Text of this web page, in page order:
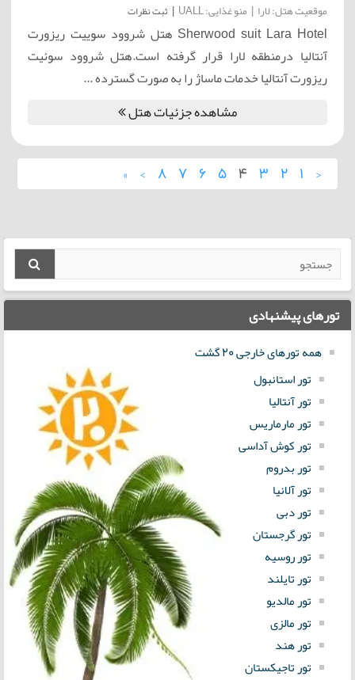
موقعیت هتل: لارا | منو غذایی: UALL | ثبت نظرات
Sherwood suit Lara Hotel هتل شروود سوییت ریزورت
آنتالیا درمنطقه لارا قرار گرفته است.هتل شروود سوئیت
ریزورت آنتالیا خدمات ماساژ را به صورت گسترده ...
مشاهده جزئیات هتل
‹
1
2
3
4
5
6
7
8
›
»
تورهای پیشنهادی
همه تورهای خارجی 20 گشت
تور استانبول
تور آنتالیا
تور مارماریس
تور کوش آداسی
تور بدروم
تور آلانیا
تور دبی
تور گرجستان
تور روسیه
تور تایلند
تور مالدیو
تور مالزی
تور هند
تور تاجیکستان